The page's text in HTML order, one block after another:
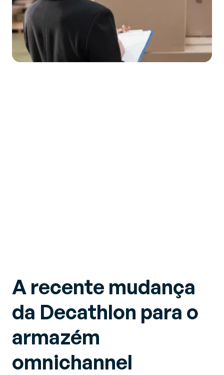
A recente mudança
da Decathlon para o
armazém
omnichannel